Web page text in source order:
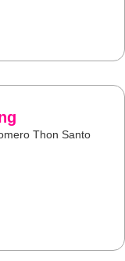
Thon Santo